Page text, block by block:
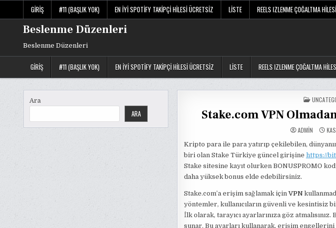
content
GIRIŞ #11 (BAŞLIK YOK) EN İYI SPOTIFY TAKIPÇI HILESI ÜCRETSIZ LISTE REELS IZLENME ÇOĞALTMA
Beslenme Düzenleri
Beslenme Düzenleri
GIRIŞ #11 (BAŞLIK YOK) EN İYI SPOTIFY TAKIPÇI HILESI ÜCRETSIZ LISTE REELS IZLENME ÇOĞALTMA
Ara
ARA
POSTED
IN
Stake.com VPN
ADMIN
Kripto para ile para yatırıp çekilebilen,
biri olan Stake Türkiye güncel girişine https://
Stake sitesine kayıt olurken BONUSPROMO
daha yüksek bonus elde edebilirsiniz.
Stake.com’a erişim sağlamak içinVPN
yöntemler, kullanıcıların güvenli ve kesintisiz
İlk olarak, tarayıcı ayarlarınıza göz
sunar. Bu ayarları kullanarak, erişim engellerini